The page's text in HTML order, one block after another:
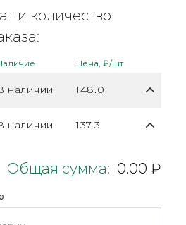
и количество
Цена, ₽/шт
наличии 148.0
наличии 137.3
Общая сумма: 0.00 ₽